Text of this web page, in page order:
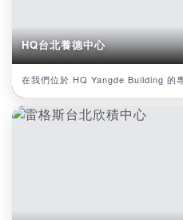
HQ台北養德中心
在我們位於 HQ Yangde Building 的